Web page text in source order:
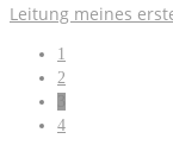
Leitung meines
1
2
4